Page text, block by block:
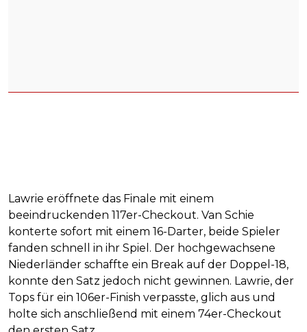
Lawrie eröffnete das Finale mit einem
beeindruckenden 117er-Checkout. Van Schie
konterte sofort mit einem 16-Darter, beide Spieler
fanden schnell in ihr Spiel. Der hochgewachsene
Niederländer schaffte ein Break auf der Doppel-18,
konnte den Satz jedoch nicht gewinnen. Lawrie, der
Tops für ein 106er-Finish verpasste, glich aus und
holte sich anschließend mit einem 74er-Checkout